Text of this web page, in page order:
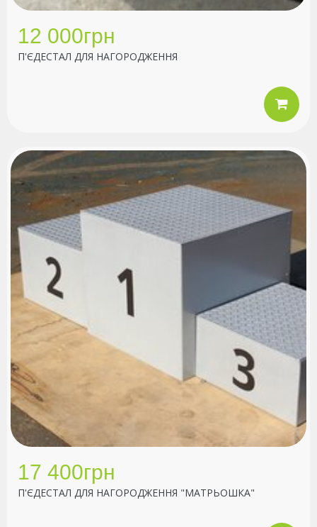
12 000грн
П'ЄДЕСТАЛ ДЛЯ НАГОРОДЖЕННЯ
17 400грн
П'ЄДЕСТАЛ ДЛЯ НАГОРОДЖЕННЯ "МАТРЬОШКА"